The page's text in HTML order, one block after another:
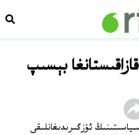
بېسىپ
ئۆزگىرىدىغانلىقى